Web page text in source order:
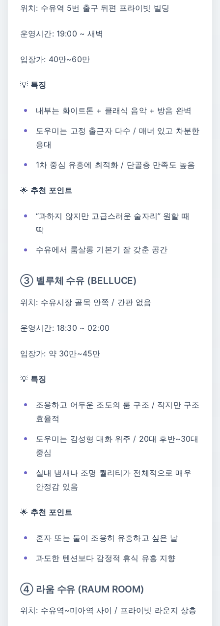
위치: 수유역 5번 출구 뒤편 프라이빗 빌딩
운영시간: 19:00 ~ 새벽
입장가: 40만~60만
💡 특징
내부는 화이트톤 + 클래식 음악 + 방음 완벽
도우미는 고정 출근자 다수 / 매너 있고 차분한
응대
1차 중심 유흥에 최적화 / 단골층 만족도 높음
🌟 추천 포인트
“과하지 않지만 고급스러운 술자리” 원할 때
딱
수유에서 룸살롱 기본기 잘 갖춘 공간
③ 벨루체 수유 (BELLUCE)
위치: 수유시장 골목 안쪽 / 간판 없음
운영시간: 18:30 ~ 02:00
입장가: 약 30만~45만
💡 특징
조용하고 어두운 조도의 룸 구조 / 작지만 구조
효율적
도우미는 감성형 대화 위주 / 20대 후반~30대
중심
실내 냄새나 조명 퀄리티가 전체적으로 매우
안정감 있음
🌟 추천 포인트
혼자 또는 둘이 조용히 유흥하고 싶은 날
과도한 텐션보다 감정적 휴식 유흥 지향
④ 라움 수유 (RAUM ROOM)
위치: 수유역~미아역 사이 / 프라이빗 라운지 상층